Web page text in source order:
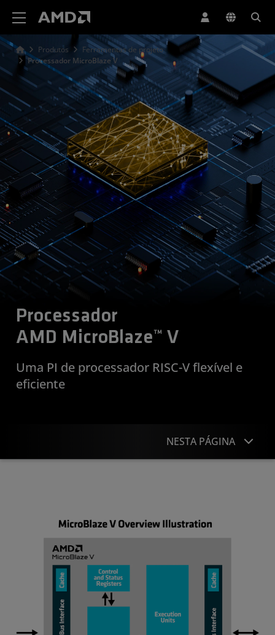
Produtos
Ferramentas de projeto
Processador MicroBlaze V
Processador
AMD MicroBlaze™ V
Uma PI de processador RISC-V flexível e
eficiente
NESTA PÁGINA
Suporte e recursos